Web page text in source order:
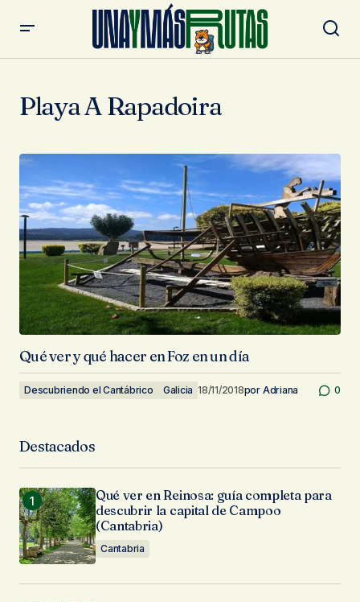
Playa A Rapadoira
Qué ver y qué hacer en Foz en un día
Descubriendo el Cantábrico Galicia 18/11/2018por Adriana 0
Destacados
Qué ver en Reinosa: guía completa para
descubrir la capital de Campoo
(Cantabria)
Cantabria